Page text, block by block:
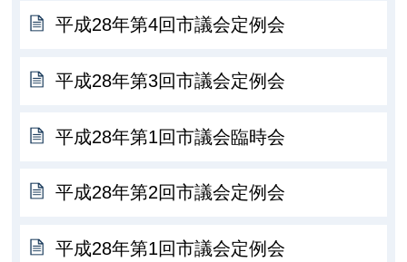
平成28年第4回市議会定例会
平成28年第3回市議会定例会
平成28年第1回市議会臨時会
平成28年第2回市議会定例会
平成28年第1回市議会定例会